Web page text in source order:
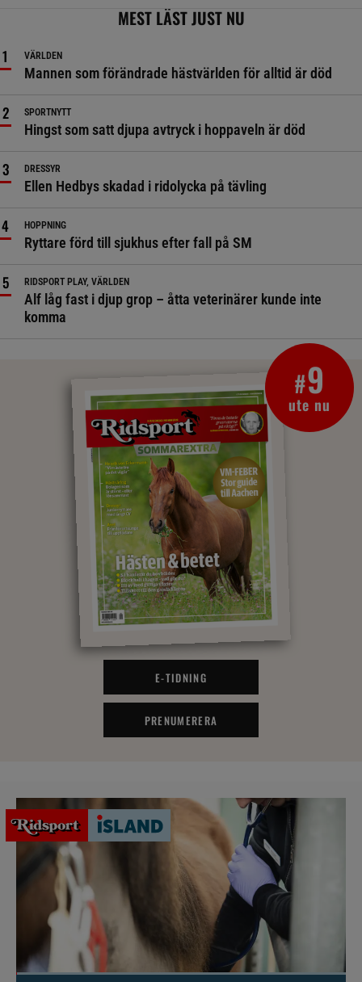
MEST LÄST JUST NU
VÄRLDEN
Mannen som förändrade hästvärlden för alltid är död
SPORTNYTT
Hingst som satt djupa avtryck i hoppaveln är död
DRESSYR
Ellen Hedbys skadad i ridolycka på tävling
HOPPNING
Ryttare förd till sjukhus efter fall på SM
RIDSPORT PLAY, VÄRLDEN
Alf låg fast i djup grop – åtta veterinärer kunde inte
komma
#9
ute nu
E-TIDNING
PRENUMERERA